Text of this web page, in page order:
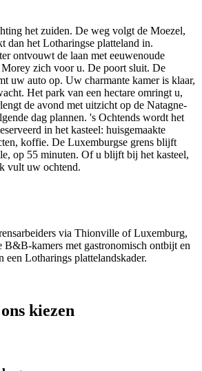
het zuiden. De weg volgt de Moezel,
dan het Lotharingse platteland in.
ontvouwt de laan met eeuwenoude
Morey zich voor u. De poort sluit. De
uw auto op. Uw charmante kamer is klaar,
Het park van een hectare omringt u,
de avond met uitzicht op de Natagne-
dag plannen. 's Ochtends wordt het
in het kasteel: huisgemaakte
koffie. De Luxemburgse grens blijft
op 55 minuten. Of u blijft bij het kasteel,
vult uw ochtend.
via Thionville of Luxemburg,
B&B-kamers met gastronomisch ontbijt en
een Lotharings plattelandskader.
kiezen